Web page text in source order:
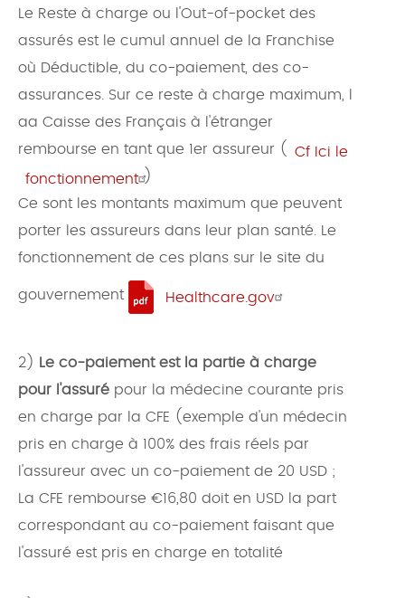
Le Reste à charge ou l'Out-of-pocket des
assurés est le cumul annuel de la Franchise
où Déductible, du co-paiement, des co-
assurances. Sur ce reste à charge maximum, l
aa Caisse des Français à l'étranger
rembourse en tant que 1er assureur (
Cf Ici le
fonctionnement )
Ce sont les montants maximum que peuvent
porter les assureurs dans leur plan santé. Le
fonctionnement de ces plans sur le site du
gouvernement Healthcare.gov
2)
Le co-paiement est la partie à charge
pour l'assuré pour la médecine courante pris
en charge par la CFE (exemple d'un médecin
pris en charge à 100% des frais réels par
l'assureur avec un co-paiement de 20 USD ;
La CFE rembourse €16,80 doit en USD la part
correspondant au co-paiement faisant que
l'assuré est pris en charge en totalité